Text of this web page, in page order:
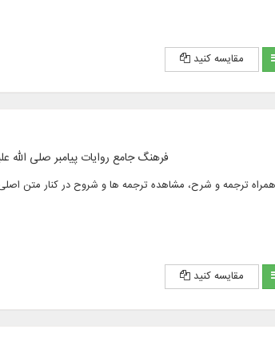
مقایسه کنید
فرهنگ جامع روایات پیامبر صلی الله
منابع روایی شیعه به همراه ترجمه و شرح، مشاهده ترجمه ها و شروح در کنار
مقایسه کنید